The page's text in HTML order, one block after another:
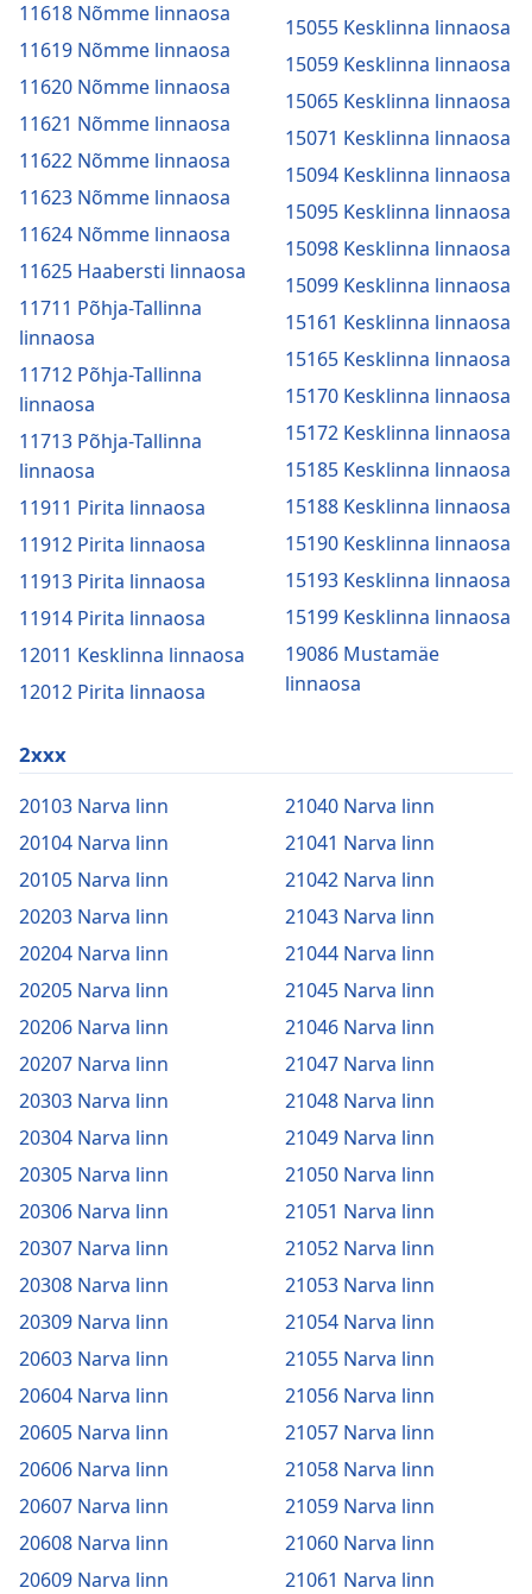
11618 Nõmme linnaosa
11619 Nõmme linnaosa
11620 Nõmme linnaosa
11621 Nõmme linnaosa
11622 Nõmme linnaosa
11623 Nõmme linnaosa
11624 Nõmme linnaosa
11625 Haabersti linnaosa
11711 Põhja-Tallinna
linnaosa
11712 Põhja-Tallinna
linnaosa
11713 Põhja-Tallinna
linnaosa
11911 Pirita linnaosa
11912 Pirita linnaosa
11913 Pirita linnaosa
11914 Pirita linnaosa
12011 Kesklinna linnaosa
12012 Pirita linnaosa
15055 Kesklinna linnaosa
15059 Kesklinna linnaosa
15065 Kesklinna linnaosa
15071 Kesklinna linnaosa
15094 Kesklinna linnaosa
15095 Kesklinna linnaosa
15098 Kesklinna linnaosa
15099 Kesklinna linnaosa
15161 Kesklinna linnaosa
15165 Kesklinna linnaosa
15170 Kesklinna linnaosa
15172 Kesklinna linnaosa
15185 Kesklinna linnaosa
15188 Kesklinna linnaosa
15190 Kesklinna linnaosa
15193 Kesklinna linnaosa
15199 Kesklinna linnaosa
19086 Mustamäe
linnaosa
2xxx
20103 Narva linn
20104 Narva linn
20105 Narva linn
20203 Narva linn
20204 Narva linn
20205 Narva linn
20206 Narva linn
20207 Narva linn
20303 Narva linn
20304 Narva linn
20305 Narva linn
20306 Narva linn
20307 Narva linn
20308 Narva linn
20309 Narva linn
20603 Narva linn
20604 Narva linn
20605 Narva linn
20606 Narva linn
20607 Narva linn
20608 Narva linn
20609 Narva linn
21040 Narva linn
21041 Narva linn
21042 Narva linn
21043 Narva linn
21044 Narva linn
21045 Narva linn
21046 Narva linn
21047 Narva linn
21048 Narva linn
21049 Narva linn
21050 Narva linn
21051 Narva linn
21052 Narva linn
21053 Narva linn
21054 Narva linn
21055 Narva linn
21056 Narva linn
21057 Narva linn
21058 Narva linn
21059 Narva linn
21060 Narva linn
21061 Narva linn